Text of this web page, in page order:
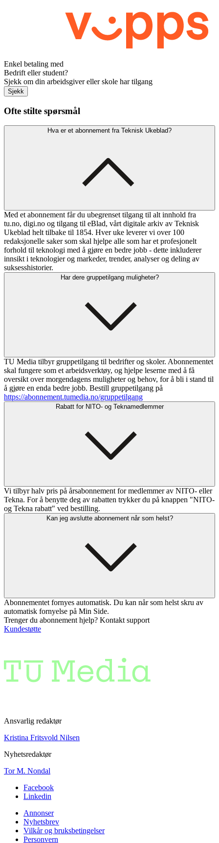
Enkel betaling med
Bedrift eller student?
Sjekk om din arbeidsgiver eller skole har tilgang
Sjekk
Ofte stilte spørsmål
Hva er et abonnement fra Teknisk Ukeblad?
Med et abonnement får du ubegrenset tilgang til alt innhold fra
tu.no, digi.no og tilgang til eBlad, vårt digitale arkiv av Teknisk
Ukeblad helt tilbake til 1854. Hver uke leverer vi over 100
redaksjonelle saker som skal hjelpe alle som har et profesjonelt
forhold til teknologi med å gjøre en bedre jobb - dette inkluderer
innsikt i teknologier og markeder, trender, analyser og deling av
suksesshistorier.
Har dere gruppetilgang muligheter?
TU Media tilbyr gruppetilgang til bedrifter og skoler. Abonnementet
skal fungere som et arbeidsverktøy, og hjelpe leserne med å få
oversikt over morgendagens muligheter og behov, for å bli i stand til
å gjøre en enda bedre jobb. Bestill gruppetilgang på
https://abonnement.tumedia.no/gruppetilgang
Rabatt for NITO- og Teknamedlemmer
Vi tilbyr halv pris på årsabonnement for medlemmer av NITO- eller
Tekna. For å benytte deg av rabatten trykker du på knappen "NITO-
og Tekna rabatt" ved bestilling.
Kan jeg avslutte abonnement når som helst?
Abonnementet fornyes automatisk. Du kan når som helst skru av
automatisk fornyelse på Min Side.
Trenger du abonnement hjelp? Kontakt support
Kundestøtte
Ansvarlig redaktør
Kristina Fritsvold Nilsen
Nyhetsredaktør
Tor M. Nondal
Facebook
Linkedin
Annonser
Nyhetsbrev
Vilkår og bruksbetingelser
Personvern